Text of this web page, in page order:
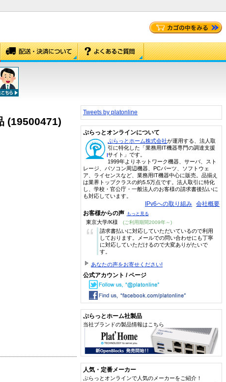
(19500471)
Tweets by platonline
ぷらっとオンラインについて
ぷらっとホーム株式会社が運用する、法人取
引に特化した「業務用IT機器専門の調達支援
サイト」です。
1999年よりネットワーク機器、サーバ、スト
レージ、パソコン周辺機器、PCパーツ、ソフトウェ
ア、ライセンスなど、業務用IT機器中心に販売。品揃え
は業界トップクラスの約5.5万点です。法人取引に特化
し、学校・官公庁・一般法人のお客様の請求書後払いに
も対応しています。
IPv6への取り組み 会社概要
お客様からの声 もっと見る
東京大学/K様 (ご利用期間2009年～)
“
請求書払いに対応していただいているので利用
しております。メールでの問い合わせにも丁寧
に対応していただけるので大変ありがたいで
す。
あなたの声をお寄せください!
公式アカウント / ページ
ぷらっとホーム社製品
当社ブランドの製品情報はこちら
人気・定番メーカー
ぷらっとオンラインで人気のメーカーをご紹介！